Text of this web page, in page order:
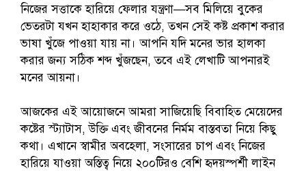
নিজের সত্তাকে হারিয়ে ফেলার যন্ত্রণা—সব মিলিয়ে বুকের
ভেতরটা যখন হাহাকার করে ওঠে, তখন সেই কষ্ট প্রকাশ করার
ভাষা খুঁজে পাওয়া যায় না। আপনি যদি মনের ভার হালকা
করার জন্য সঠিক শব্দ খুঁজছেন, তবে এই লেখাটি আপনারই
মনের আয়না।
আজকের এই আয়োজনে আমরা সাজিয়েছি বিবাহিত মেয়েদের
কষ্টের স্ট্যাটাস, উক্তি এবং জীবনের নির্মম বাস্তবতা নিয়ে কিছু
কথা। এখানে স্বামীর অবহেলা, সংসারের চাপ এবং নিজের
হারিয়ে যাওয়া অস্তিত্ব নিয়ে ২০০টিরও বেশি হৃদয়স্পর্শী লাইন